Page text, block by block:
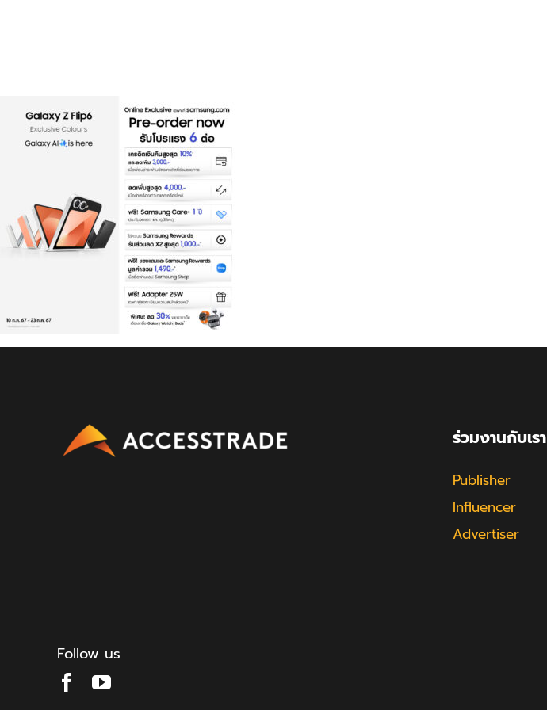
Follow us
ร่วมงานกับเรา
Publisher
Influencer
Advertiser